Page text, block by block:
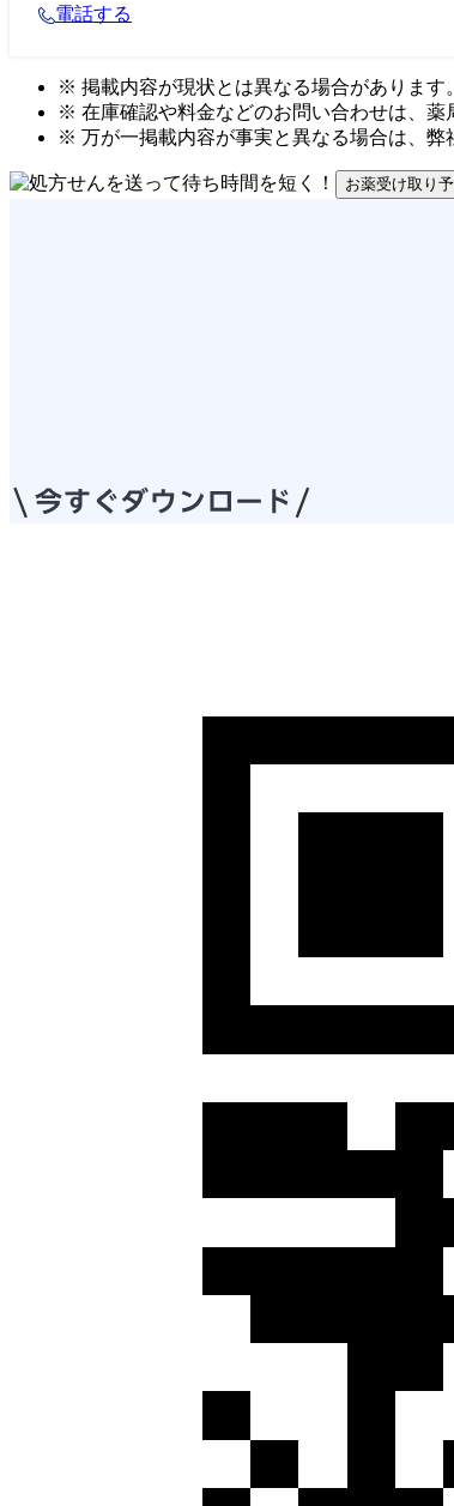
電話する
※ 掲載内容が現状とは異なる場合があります
※ 在庫確認や料金などのお問い合わせは、薬
※ 万が一掲載内容が事実と異なる場合は、
お薬受け取り